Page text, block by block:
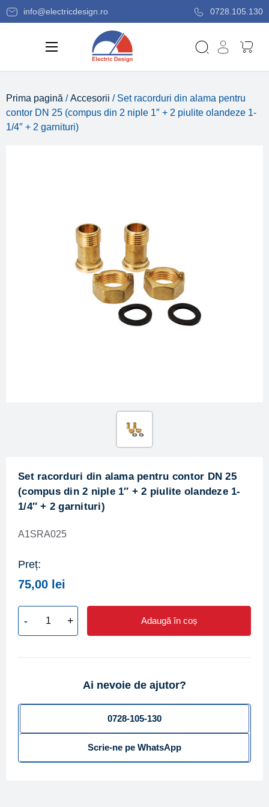
info@electricdesign.ro 0728.105.130
Prima pagină /Accesorii / Set racorduri din alama pentru
contor DN 25 (compus din 2 niple 1″ + 2 piulite olandeze 1-
1/4″ + 2 garnituri)
Set racorduri din alama pentru contor DN 25
(compus din 2 niple 1″ + 2 piulite olandeze 1-
1/4″ + 2 garnituri)
A1SRA025
Preț:
75,00 lei
-
Cantitate
pentru
DN
(compus
+ Adaugă în coș
Ai nevoie de ajutor?
0728-105-130
Scrie-ne pe WhatsApp